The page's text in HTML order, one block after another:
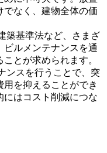
でなく、建物全体の価
築基準法など、さまざ
ビルメンテナンスを通
とが求められます。
ンスを行うことで、突
を抑えることができ
にはコスト削減につな